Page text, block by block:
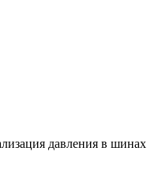
давления в шинах